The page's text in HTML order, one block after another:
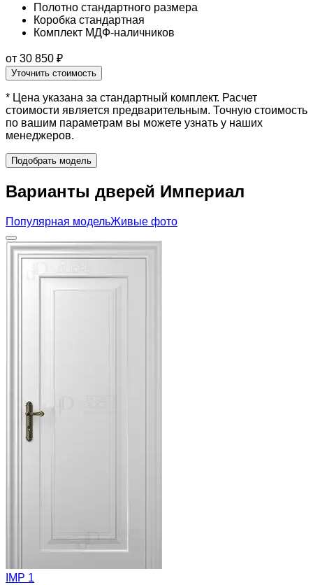
Полотно стандартного размера
Коробка стандартная
Комплект МДФ-наличников
от 30 850 ₽
Уточнить стоимость
* Цена указана за стандартный комплект. Расчет
стоимости является предварительным. Точную стоимость
по вашим параметрам вы можете узнать у наших
менеджеров.
Подобрать модель
Варианты дверей Империал
Популярная модельЖивые фото
IMP 1